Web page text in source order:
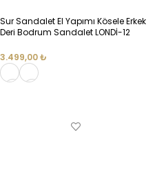
Sur Sandalet El Yapımı Kösele Erkek
Deri Bodrum Sandalet LONDİ-12
3.499,00₺